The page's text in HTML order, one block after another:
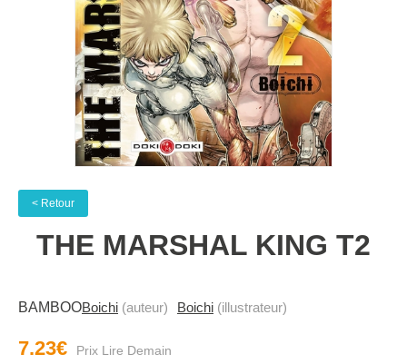
< Retour
THE MARSHAL KING T2
BAMBOOBoichi (auteur) Boichi (illustrateur)
7.23€